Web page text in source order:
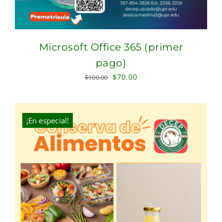
Microsoft Office 365 (primer
pago)
$100.00 Original
was:
$100.00.
$70.00
is:
$70.00.
¡En especial!